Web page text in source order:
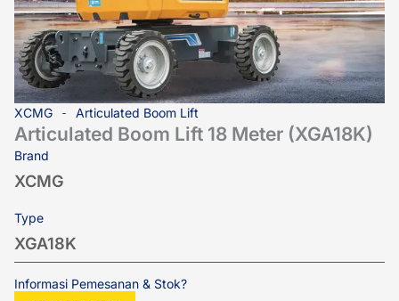
XCMG Articulated Boom Lift
Articulated Boom Lift 18 Meter (XGA18K)
Brand
XCMG
Type
XGA18K
Informasi Pemesanan & Stok?